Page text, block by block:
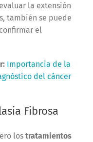
la extensión
también se puede
el
Importancia de la
del cáncer
Fibrosa
los tratamientos